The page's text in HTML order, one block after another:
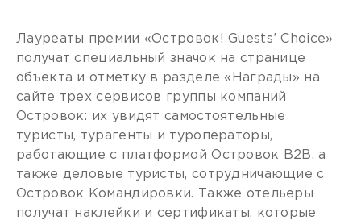
Лауреаты премии «Островок! Guests’ Choice»
получат специальный значок на странице
объекта и отметку в разделе «Награды» на
сайте трех сервисов группы компаний
Островок: их увидят самостоятельные
туристы, турагенты и туроператоры,
работающие с платформой Островок B2B, а
также деловые туристы, сотрудничающие с
Островок Командировки. Также отельеры
получат наклейки и сертификаты, которые